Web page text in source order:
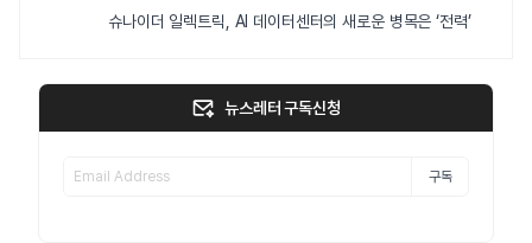
슈나이더 일렉트릭, AI 데이터센터의 새로운 병목은 ‘전력’
뉴스레터 구독신청
구독